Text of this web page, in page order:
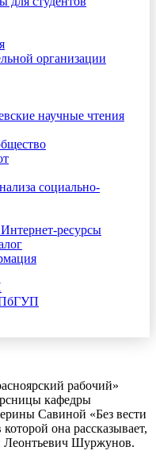
организации
научные чтения
социально-
ресурсы
рабочий»
кафедры
Савиной «Без вести
она рассказывает,
Леонтьевич Шуржунов.